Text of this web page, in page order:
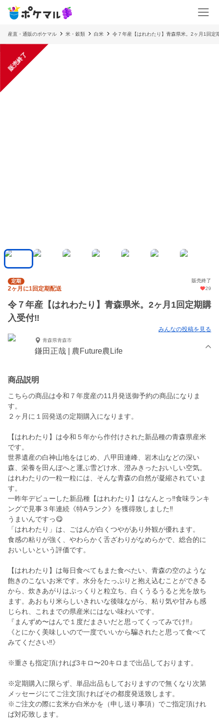
産直・通販のポケマル 米・穀類 白米 令７年産【はれわたり】青森県米。2ヶ月1回定
販売終了
定期 販売終了
2ヶ月に1回定期配送 29
令７年産【はれわたり】青森県米。2ヶ月1回定期購
入受付‼️
みんなの投稿を見る
青森県青森市
鎌田正哉 | 農Future農Life
商品説明
こちらの商品は令和７年度産の11月発送御予約の商品になりま
す。
２ヶ月に１回発送の定期購入になります。
【はれわたり】は令和５年から作付けされた新品種の青森県産米
です。
世界遺産の白神山地をはじめ、八甲田連峰、岩木山などの深い
森、栄養を田んぼへと運ぶ雪どけ水、澄みきったおいしい空気。
はれわたりの一粒一粒には、そんな青森の自然が凝縮されていま
す。
一昨年デビューした新品種【はれわたり】はなんとっ‼️食味ランキ
ングで見事３年連続《特Aランク》を獲得致しました‼️
うまいんですっ😋
「はれわたり」は、ごはんが白くつやがあり外観が優れます。
食感の粘りが強く、やわらかく舌ざわりがなめらかで、総合的に
おいしいという評価です。
【はれわたり】は毎日食べてもまた食べたい、青森の空のような
飽きのこないお米です。水分をたっぷりと抱え込むことができる
から、炊きあがりはぷっくりと粒立ち、白くうるうると光を放ち
ます。あおもり米らしいきれいな後味ながら、粘り気や甘みも感
じられ、これまでの県産米にはない味わいです。
『まんずめ〜はんで１度だまさいだと思ってくってみでけ‼️』
《とにかく美味しいので一度でいいから騙されたと思って食べて
みてください‼️》
※重さも指定頂ければ3キロ〜20キロまで出品しております。
※定期購入に限らず、単品出品もしておりますので無くなり次第
メッセージにてご注文頂ければその都度発送致します。
※ご注文の際に玄米か白米かを（申し送り事項）でご指定頂けれ
ば対応致します。